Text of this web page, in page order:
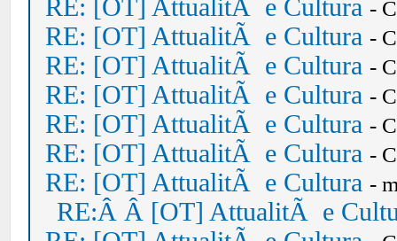
RE: [OT] AttualitÃ e Cultura -
RE: [OT] AttualitÃ e Cultura -
RE: [OT] AttualitÃ e Cultura -
RE: [OT] AttualitÃ e Cultura -
RE: [OT] AttualitÃ e Cultura -
RE: [OT] AttualitÃ e Cultura -
RE: [OT] AttualitÃ e Cultura -
RE:Â Â [OT] AttualitÃ e